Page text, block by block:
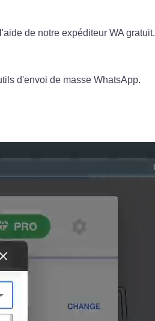
de notre expéditeur WA gratuit.
d'envoi de masse WhatsApp.